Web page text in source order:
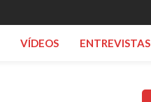
VÍDEOS ENTREVISTAS